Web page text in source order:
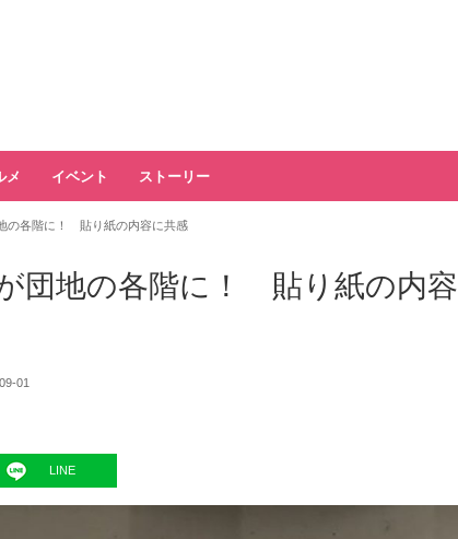
メ イベント ストーリー
の各階に！ 貼り紙の内容に共感
団地の各階に！ 貼り紙の内容
01
LINE